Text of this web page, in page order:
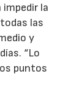
impedir la
las
y
“Lo
puntos